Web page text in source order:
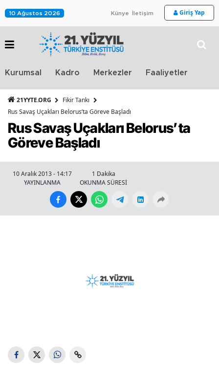
10 Ağustos 2026 Künye İletişim Giriş Yap
Kurumsal Kadro Merkezler Faaliyetler
21YYTE.ORG
Fikir Tankı
Rus Savaş Uçakları Belorus’ta Göreve Başladı
Rus Savaş Uçakları Belorus’ta
Göreve Başladı
10 Aralık 2013 - 14:17
YAYINLANMA
1 Dakika
OKUNMA SÜRESİ